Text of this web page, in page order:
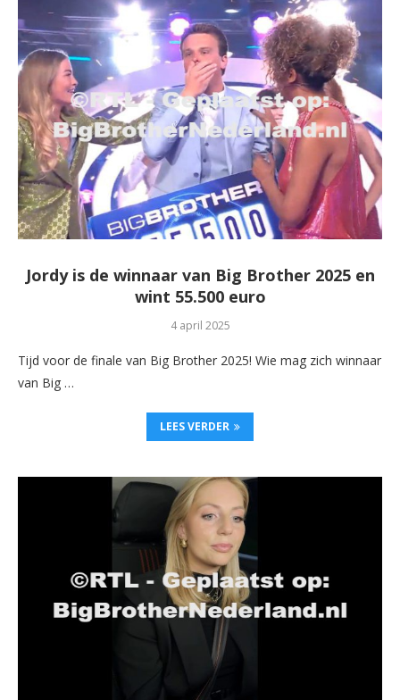
Jordy is de winnaar van Big Brother 2025 en
wint 55.500 euro
4 april 2025
Tijd voor de finale van Big Brother 2025! Wie mag zich winnaar
van Big …
LEES VERDER